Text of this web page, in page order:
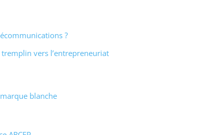
?
vers l’entrepreneuriat
blanche